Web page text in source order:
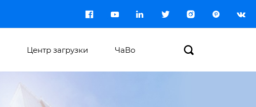
      
Центр загрузки ЧаВо 